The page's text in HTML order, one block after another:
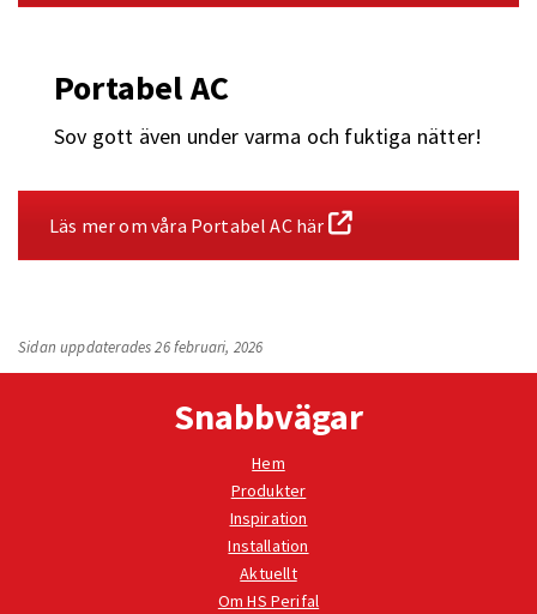
Portabel AC
Sov gott även under varma och fuktiga nätter!
Läs mer om våra Portabel AC här
Sidan uppdaterades 26 februari, 2026
Snabbvägar
Hem
Produkter
Inspiration
Installation
Aktuellt
Om HS Perifal